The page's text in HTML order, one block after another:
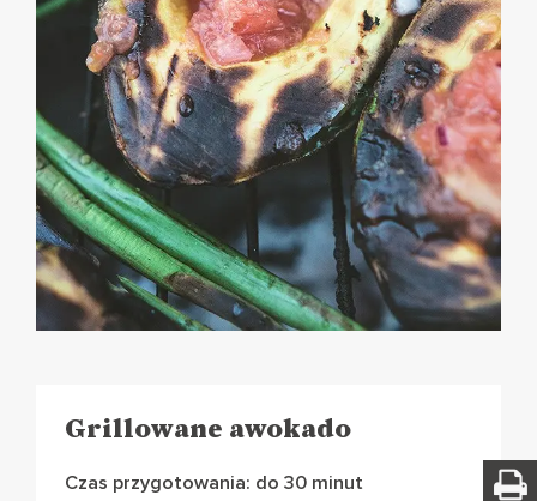
Grillowane awokado
Czas przygotowania: do 30 minut